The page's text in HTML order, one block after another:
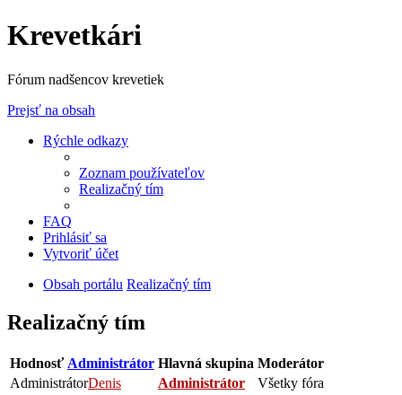
Krevetkári
Fórum nadšencov krevetiek
Prejsť na obsah
Rýchle odkazy
Zoznam používateľov
Realizačný tím
FAQ
Prihlásiť sa
Vytvoriť účet
Obsah portálu Realizačný tím
Realizačný tím
Hodnosť Administrátor Hlavná skupina Moderátor
AdministrátorDenis Administrátor
Všetky fóra